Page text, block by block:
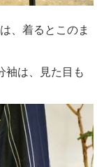
、着るとこのま
袖は、見た目も